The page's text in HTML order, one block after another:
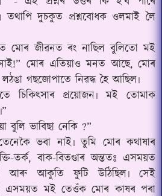
তথাপি দুচকুত প্ৰশ্নবোধক ওলমাই লৈ
মোৰ জীৱনত ৰং নাছিল বুলিতো মই
মোৰ এতিয়াও মনত আছে, মোৰ
গছজোপাতে নিৱদ্ধ হৈ আছিল৷
চিকিৎসাৰ প্ৰয়োজন৷ মই তোমাক
বুলি ভাবিছা নেকি ?”
ভবা নাই৷ তুমি মোৰ কথাষাৰ
তৰ্ক, বাক-বিতণ্ডাৰ অন্ততঃ এসময়ত
আৰু আকুতি ফুটি উঠিছিল৷ সেই
মই তেওঁক মোৰ কাষৰ পৰা